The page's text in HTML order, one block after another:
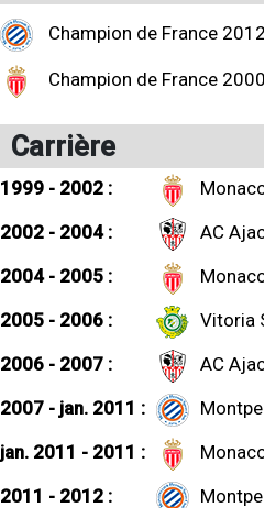
Champion de France 2012
Champion de France 2000
Carrière
1999 - 2002 :
2002 - 2004 :
AC
2004 - 2005 :
2005 - 2006 :
Vitoria
2006 - 2007 :
AC
2007 - jan. 2011 :
jan. 2011 - 2011 :
2011 - 2012 :